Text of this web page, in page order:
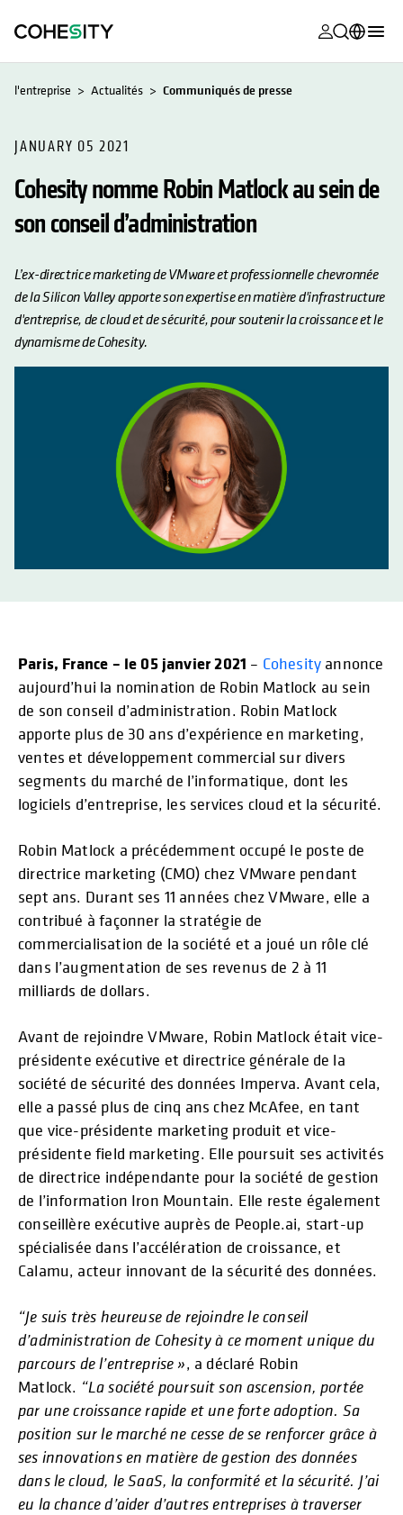
s’ouvre
s’ouvre
s’ouvre
Assistance
s’ouvre
s’ouvre
Academy
s’ouvre
Cohesity
s’ouvre
Partenaires
s’ouvre
日本語 (Japan)
Korea)
Español (Spain)
l'entreprise Actualités Communiqués de presse
JANUARY 05 2021
Cohesity nomme Robin Matlock au sein de
son conseil d’administration
L’ex-directrice marketing de VMware et professionnelle chevronnée
de la Silicon Valley apporte son expertise en matière d'infrastructure
d'entreprise, de cloud et de sécurité, pour soutenir la croissance et le
dynamisme de Cohesity.
Paris, France – le 05 janvier 2021 – Cohesity annonce
aujourd’hui la nomination de Robin Matlock au sein
de son conseil d’administration. Robin Matlock
apporte plus de 30 ans d’expérience en marketing,
ventes et développement commercial sur divers
segments du marché de l’informatique, dont les
logiciels d’entreprise, les services cloud et la sécurité.
Robin Matlock a précédemment occupé le poste de
directrice marketing (CMO) chez VMware pendant
sept ans. Durant ses 11 années chez VMware, elle a
contribué à façonner la stratégie de
commercialisation de la société et a joué un rôle clé
dans l’augmentation de ses revenus de 2 à 11
milliards de dollars.
Avant de rejoindre VMware, Robin Matlock était vice-
présidente exécutive et directrice générale de la
société de sécurité des données Imperva. Avant cela,
elle a passé plus de cinq ans chez McAfee, en tant
que vice-présidente marketing produit et vice-
présidente field marketing. Elle poursuit ses activités
de directrice indépendante pour la société de gestion
de l’information Iron Mountain. Elle reste également
conseillère exécutive auprès de People.ai, start-up
spécialisée dans l’accélération de croissance, et
Calamu, acteur innovant de la sécurité des données.
“Je suis très heureuse de rejoindre le conseil
d’administration de Cohesity à ce moment unique du
parcours de l’entreprise », a déclaré Robin
Matlock. “La société poursuit son ascension, portée
par une croissance rapide et une forte adoption. Sa
position sur le marché ne cesse de se renforcer grâce à
ses innovations en matière de gestion des données
dans le cloud, le SaaS, la conformité et la sécurité. J’ai
eu la chance d’aider d’autres entreprises à traverser